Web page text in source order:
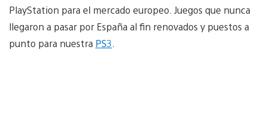
PlayStation para el mercado europeo. Juegos que nunca
llegaron a pasar por España al fin renovados y puestos a
punto para nuestra PS3